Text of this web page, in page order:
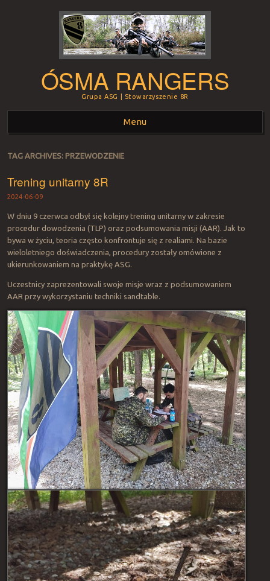
ÓSMA RANGERS
Grupa ASG | Stowarzyszenie 8R
Menu
Skip to content
TAG ARCHIVES: PRZEWODZENIE
Trening unitarny 8R
2024-06-09
W dniu 9 czerwca odbył się kolejny trening unitarny w zakresie
procedur dowodzenia (TLP) oraz podsumowania misji (AAR). Jak to
bywa w życiu, teoria często konfrontuje się z realiami. Na bazie
wieloletniego doświadczenia, procedury zostały omówione z
ukierunkowaniem na praktykę ASG.
Uczestnicy zaprezentowali swoje misje wraz z podsumowaniem
AAR przy wykorzystaniu techniki sandtable.